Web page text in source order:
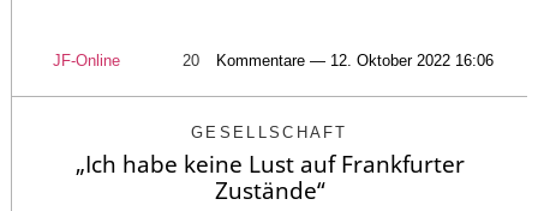
JF-Online 20 Kommentare — 12. Oktober 2022 16:06
GESELLSCHAFT
„Ich habe keine Lust auf Frankfurter
Zustände“